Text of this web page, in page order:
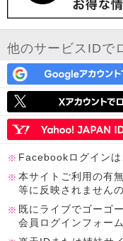
他のサービスIDで
Facebookログインは
本サイトご利用の有
等に反映されません
既にライブでゴーゴ
会員ログインフォー